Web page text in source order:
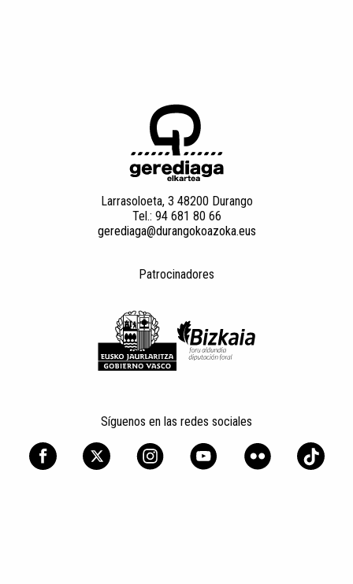
Larrasoloeta, 3 48200 Durango
Tel.: 94 681 80 66
gerediaga@durangokoazoka.eus
Patrocinadores
Síguenos en las redes sociales